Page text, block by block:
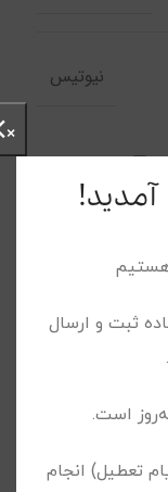
×
ثبت و ارسال
است.
تعطیل) انجام
نیوتیس